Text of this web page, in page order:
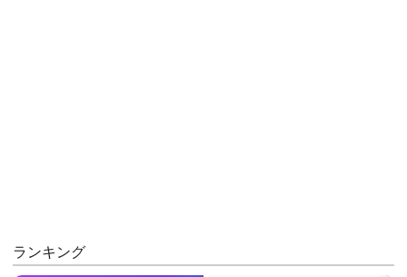
ランキング